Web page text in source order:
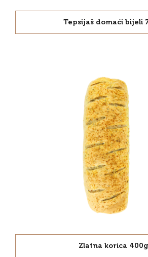
Tepsijaš domaći bijeli
Zlatna korica 400g